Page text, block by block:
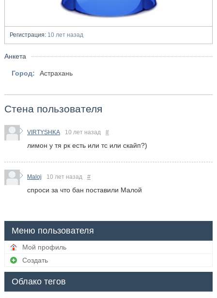
Регистрация:10 лет назад
Анкета
Город: Астрахань
Стена пользователя
VIRTYSHKA 10 лет назад #
лимон у тя рк есть или тс или скайп?)
Maloj 10 лет назад #
спроси за что бан поставили Малой
Меню пользователя
Мой профиль
Создать
Облако тегов